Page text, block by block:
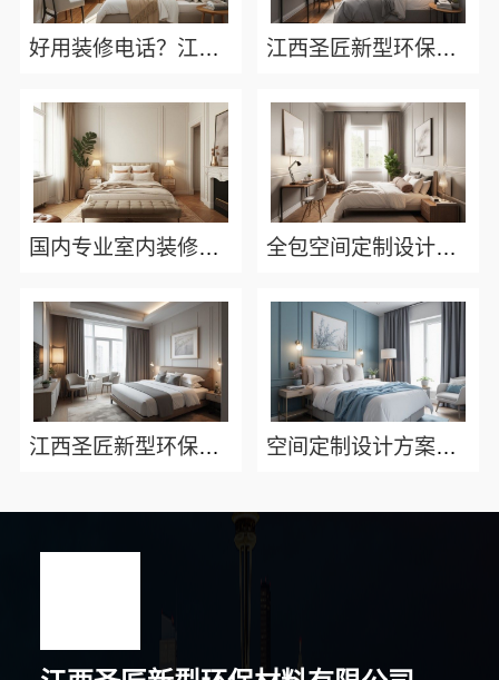
好用装修电话？江西圣匠新型环保材料有限公司为您服务 江西圣匠新型环保材料有限公司本地专业室内装修优势详解
国内专业室内装修怎么样，江西圣匠新型环保材料有限公司 全包空间定制设计方案，江西圣匠新型环保材料有限公司一站式全包服务
江西圣匠新型环保材料有限公司：好用装修电话，打造您的理想家园 空间定制设计方案厂家：江西圣匠打造个性化环保家装